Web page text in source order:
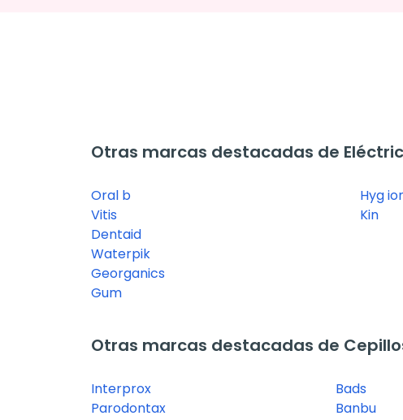
Otras marcas destacadas de
Oral b
Vitis
Dentaid
Waterpik
Georganics
Gum
Hyg
Kin
Otras marcas destacadas de
Interprox
Parodontax
Bads
Banbu